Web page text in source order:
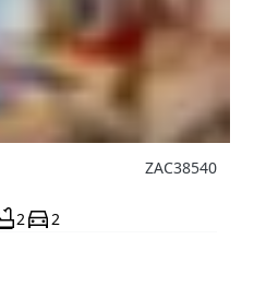
ZAC38540
2 2